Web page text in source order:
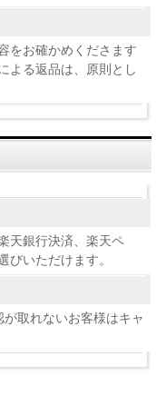
をお確かめくださます
よる返品は、原則とし
天銀行決済、楽天ペ
びいただけます。
取れないお客様はキャ